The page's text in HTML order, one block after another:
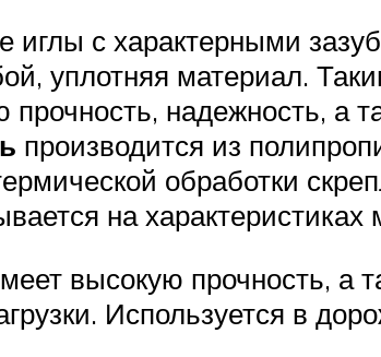
с характерными
уплотняя материал.
надежность, а
производится из
обработки
на характеристиках
высокую прочность, а
Используется в